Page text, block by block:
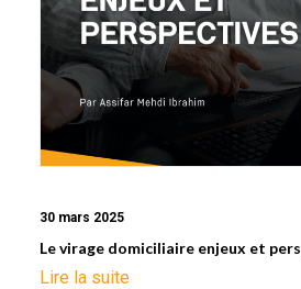
30 mars 2025
Le virage domiciliaire enjeux et
Lire la suite